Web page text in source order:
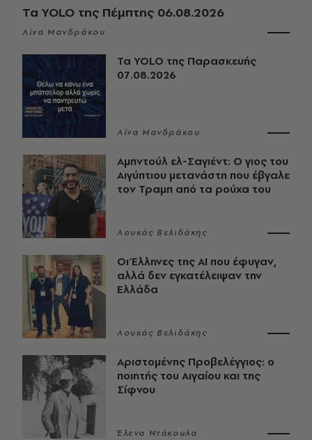
Τα YOLO της Πέμπτης 06.08.2026
Λίνα Μανδράκου
Τα YOLO της Παρασκευής
07.08.2026
Λίνα Μανδράκου
Αμπντούλ ελ-Σαγιέντ: Ο γιος του
Αιγύπτιου μετανάστη που έβγαλε
τον Τραμπ από τα ρούχα του
Λουκάς Βελιδάκης
Οι Έλληνες της ΑΙ που έφυγαν,
αλλά δεν εγκατέλειψαν την
Ελλάδα
Λουκάς Βελιδάκης
Αριστομένης Προβελέγγιος: ο
ποιητής του Αιγαίου και της
Σίφνου
Έλενα Ντάκουλα